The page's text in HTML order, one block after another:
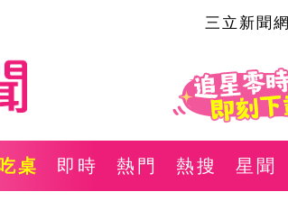
三立新聞網
桌 即時 熱門 熱搜 星聞